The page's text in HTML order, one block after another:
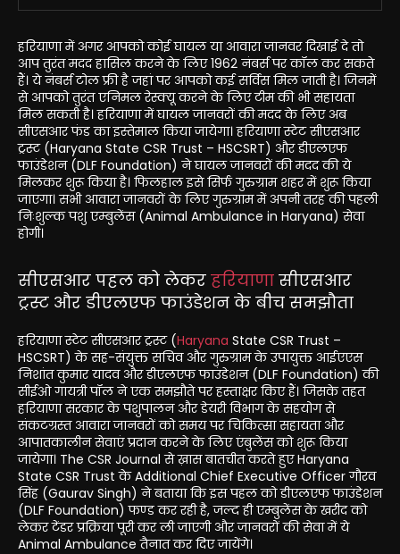
हरियाणा में अगर आपको कोई घायल या आवारा जानवर दिखाई दे तो
आप तुरंत मदद हासिल करने के लिए 1962 नंबर्स पर कॉल कर सकते
हैं। ये नंबर्स टोल फ्री है जहां पर आपको कई सर्विस मिल जाती है। जिनमें
से आपको तुरंत एनिमल रेस्क्यू करने के लिए टीम की भी सहायता
मिल सकती है। हरियाणा में घायल जानवरों की मदद के लिए अब
सीएसआर फंड का इस्तेमाल किया जायेगा। हरियाणा स्टेट सीएसआर
ट्रस्ट (Haryana State CSR Trust – HSCSRT) और डीएलएफ
फाउंडेशन (DLF Foundation) ने घायल जानवरों की मदद की ये
मिलकर शुरू किया है। फिलहाल इसे सिर्फ गुरुग्राम शहर में शुरू किया
जाएगा। सभी आवारा जानवरों के लिए गुरुग्राम में अपनी तरह की पहली
निःशुल्क पशु एम्बुलेंस (Animal Ambulance in Haryana) सेवा
होगी।
सीएसआर पहल को लेकर हरियाणा सीएसआर
ट्रस्ट और डीएलएफ फाउंडेशन के बीच समझौता
हरियाणा स्टेट सीएसआर ट्रस्ट (Haryana State CSR Trust –
HSCSRT) के सह-संयुक्त सचिव और गुरुग्राम के उपायुक्त आईएएस
निशांत कुमार यादव और डीएलएफ फाउंडेशन (DLF Foundation) की
सीईओ गायत्री पॉल ने एक समझौते पर हस्ताक्षर किए हैं। जिसके तहत
हरियाणा सरकार के पशुपालन और डेयरी विभाग के सहयोग से
संकटग्रस्त आवारा जानवरों को समय पर चिकित्सा सहायता और
आपातकालीन सेवाएं प्रदान करने के लिए एंबुलेंस को शुरू किया
जायेगा। The CSR Journal से ख़ास बातचीत करते हुए Haryana
State CSR Trust के Additional Chief Executive Officer गौरव
सिंह (Gaurav Singh) ने बताया कि इस पहल को डीएलएफ फाउंडेशन
(DLF Foundation) फण्ड कर रही है, जल्द ही एम्बुलेंस के खरीद को
लेकर टेंडर प्रक्रिया पूरी कर ली जाएगी और जानवरों की सेवा में ये
Animal Ambulance तैनात कर दिए जायेंगे।